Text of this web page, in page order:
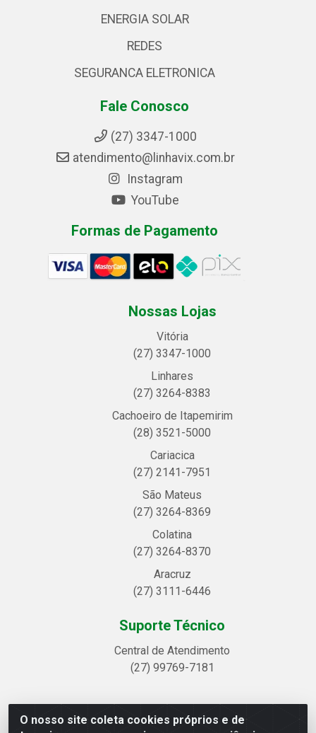
O nosso site coleta cookies próprios e de
ENERGIA SOLAR
REDES
SEGURANCA ELETRONICA
Fale Conosco
(27) 3347-1000
atendimento@linhavix.com.br
Instagram
YouTube
Formas de Pagamento
Nossas Lojas
Vitória
(27) 3347-1000
Linhares
(27) 3264-8383
Cachoeiro de Itapemirim
(28) 3521-5000
Cariacica
(27) 2141-7951
São Mateus
(27) 3264-8369
Colatina
(27) 3264-8370
Aracruz
(27) 3111-6446
Suporte Técnico
Central de Atendimento
(27) 99769-7181
Linhavix Distribuidora LTDA - Avenida Alegre, 2521 -